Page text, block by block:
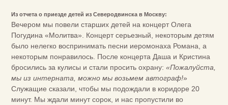
Из отчета о приезде детей из Северодвинска в Москву:
Вечером мы повели старших детей на концерт Олега
Погудина «Молитва». Концерт серьезный, некоторым детям
было нелегко воспринимать песни иеромонаха Романа, а
некоторым понравилось. После концерта Даша и Кристина
бросились за кулисы и стали просить охрану: «Пожалуйста,
мы из интерната, можно мы возьмем автограф!»
Служащие сказали, чтобы мы подождали в коридоре 20
минут. Мы ждали минут сорок, и нас пропустили во